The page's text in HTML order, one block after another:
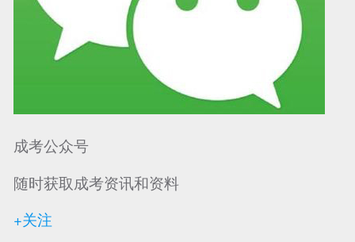
成考公众号
随时获取成考资讯和资料
+关注